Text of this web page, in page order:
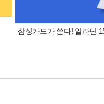
삼성카드가 쏜다! 알라딘